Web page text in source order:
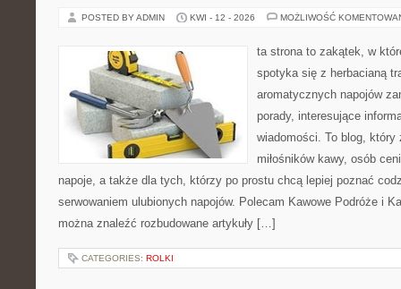
POSTED BY ADMIN KWI - 12 - 2026 MOŻLIWOŚĆ
ta strona to zakątek, w
spotyka się z herbacianą
aromatycznych napojów
porady, interesujące
wiadomości. To blog, który
miłośników kawy, osób
napoje, a także dla tych, którzy po prostu chcą lepiej poznać
serwowaniem ulubionych napojów. Polecam Kawowe Podróże i
można znaleźć rozbudowane artykuły […]
CATEGORIES: ROLKI